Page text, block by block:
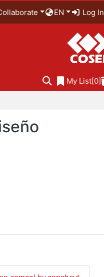
EN Log In
My List[0]